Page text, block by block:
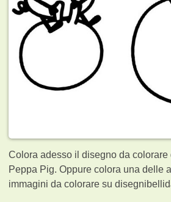
Colora adesso il disegno da colorare
Peppa Pig. Oppure colora una delle
immagini da colorare su